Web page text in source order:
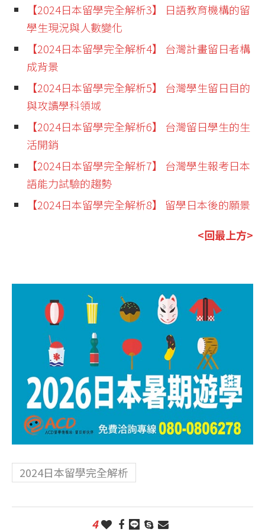
【2024日本留學完全解析3】 日語教育機構的留
學生現況與人數變化
【2024日本留學完全解析4】 台灣計畫留日者構
成背景
【2024日本留學完全解析5】 台灣學生留日目的
與攻讀學科領域
【2024日本留學完全解析6】 台灣留日學生的生
活開銷
【2024日本留學完全解析7】 台灣學生報考日本
語能力試驗的趨勢
【2024日本留學完全解析8】 留學日本後的願景
<回最上方>
2024日本留學完全解析
4